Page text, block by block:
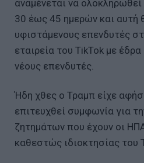
αναμένεται να
30 έως 45 ημερών και αυτή
υφιστάμενους επενδυτές
εταιρεία του TikTok με
νέους επενδυτές.
Ήδη χθες ο Τραμπ είχε
επιτευχθεί συμφωνία για
ζητημάτων που έχουν οι
καθεστώς ιδιοκτησίας του